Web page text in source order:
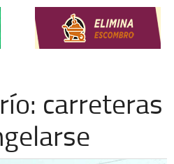
carreteras